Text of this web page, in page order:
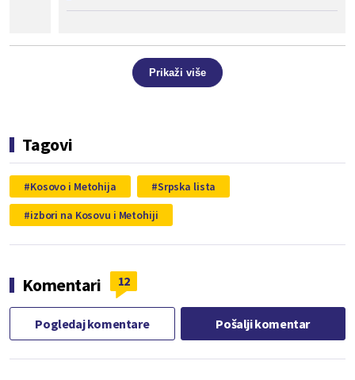
Prikaži više
Tagovi
Kosovo i Metohija
Srpska lista
izbori na Kosovu i Metohiji
Komentari 12
Pogledaj komentare Pošalji komentar